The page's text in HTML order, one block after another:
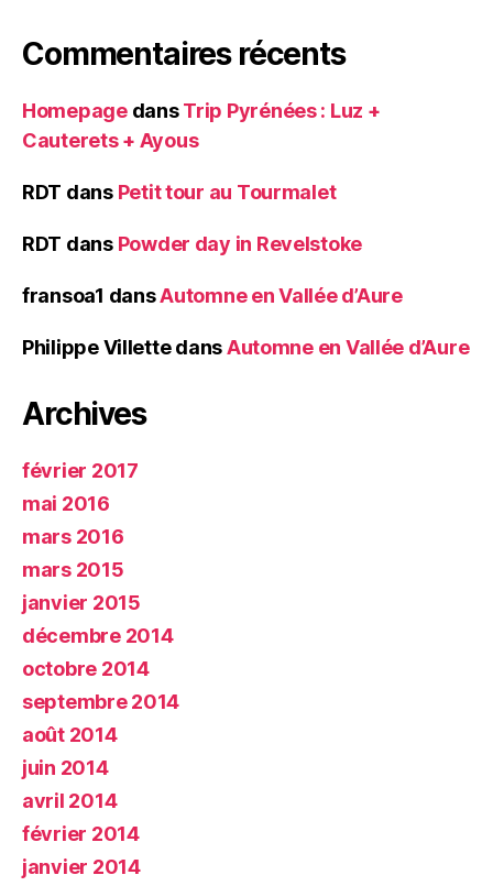
Commentaires récents
HomepagedansTrip Pyrénées : Luz +
Cauterets + Ayous
RDT dans Petit tour au Tourmalet
RDT dans Powder day in Revelstoke
fransoa1 dansAutomne en Vallée d’Aure
Philippe VillettedansAutomne en Vallée d’Aure
Archives
février 2017
mai 2016
mars 2016
mars 2015
janvier 2015
décembre 2014
octobre 2014
septembre 2014
août 2014
juin 2014
avril 2014
février 2014
janvier 2014